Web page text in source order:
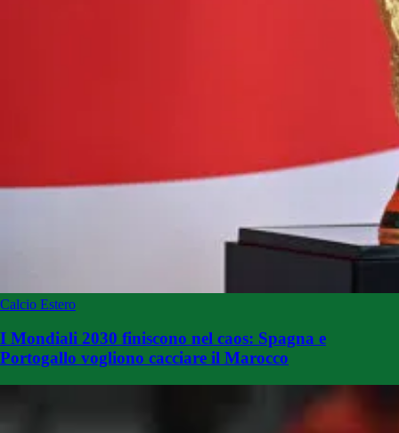
Calcio Estero
I Mondiali 2030 finiscono nel caos: Spagna e
Portogallo vogliono cacciare il Marocco